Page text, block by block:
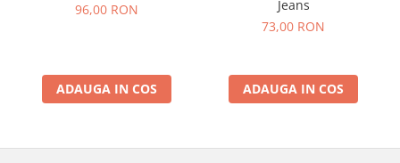
96,00 RON
ADAUGA IN COS
Jeans
73,00 RON
ADAUGA IN COS